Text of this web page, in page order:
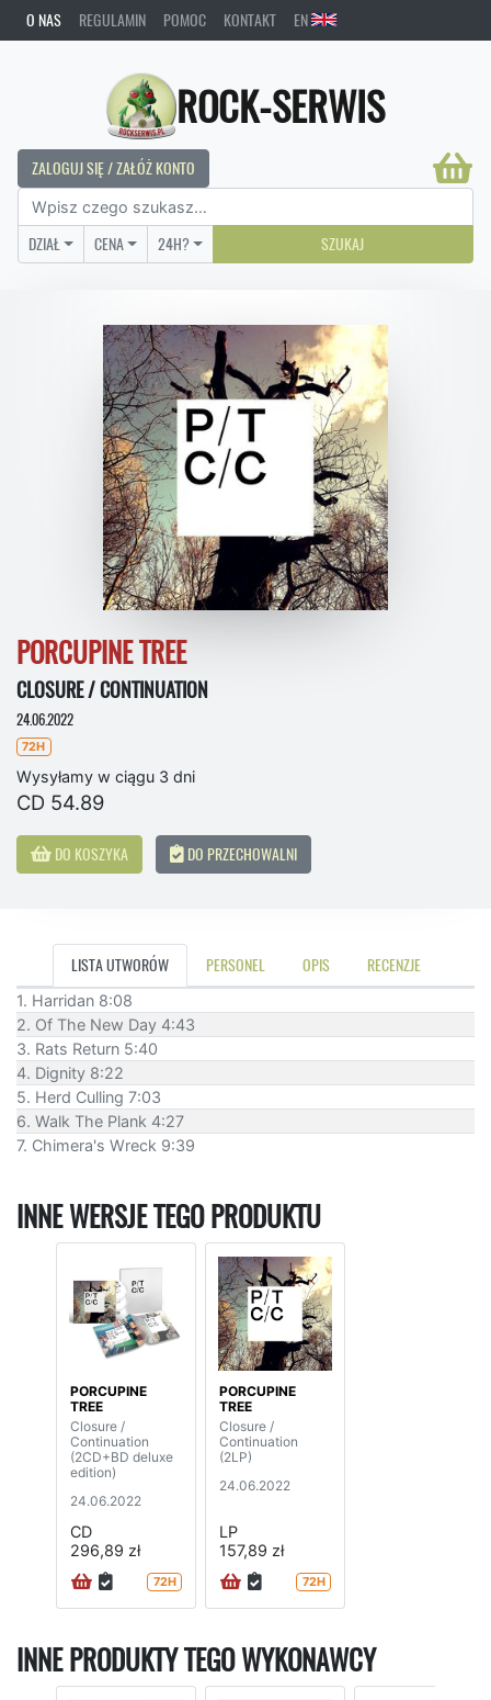
O NAS REGULAMIN POMOC KONTAKT EN
ROCK-SERWIS
ZALOGUJ SIĘ / ZAŁÓŻ KONTO
DZIAŁ CENA 24H? SZUKAJ
PORCUPINE TREE
CLOSURE / CONTINUATION
24.06.2022
72H
Wysyłamy w ciągu 3 dni
CD 54.89
DO KOSZYKA DO PRZECHOWALNI
LISTA UTWORÓW PERSONEL OPIS RECENZJE
1. Harridan 8:08
2. Of The New Day 4:43
3. Rats Return 5:40
4. Dignity 8:22
5. Herd Culling 7:03
6. Walk The Plank 4:27
7. Chimera's Wreck 9:39
INNE WERSJE TEGO PRODUKTU
PORCUPINE
TREE
Closure /
Continuation
(2CD+BD deluxe
edition)
24.06.2022
CD
296,89 zł
72H
PORCUPINE
TREE
Closure /
Continuation
(2LP)
24.06.2022
LP
157,89 zł
72H
INNE PRODUKTY TEGO WYKONAWCY